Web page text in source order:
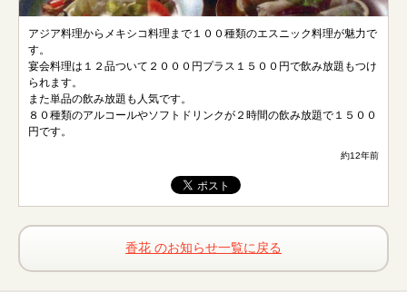
アジア料理からメキシコ料理まで１００種類のエスニック料理が魅力で
す。
宴会料理は１２品ついて２０００円プラス１５００円で飲み放題もつけ
られます。
また単品の飲み放題も人気です。
８０種類のアルコールやソフトドリンクが２時間の飲み放題で１５００
円です。
約12年前
香花 のお知らせ一覧に戻る